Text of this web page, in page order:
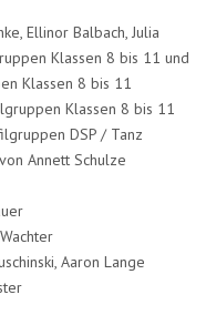
Ellinor Balbach, Julia
Klassen 8 bis 11 und
Klassen 8 bis 11
Klassen 8 bis 11
DSP / Tanz
Annett Schulze
Aaron Lange